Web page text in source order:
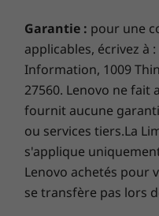
En lui pour
Dimensions (H x L x
Aussi mince que
Aussi mince que 0,67
9,84 pouces
Poids
À partir de 1,99 kg / 4,39
Stylet
Garantie : pour une
applicables, écrivez à
Information, 1009
27560. Lenovo ne fait
fournit aucune
ou services tiers.La
s'applique
Lenovo achetés pour
se transfère pas lors